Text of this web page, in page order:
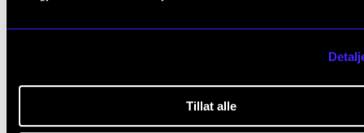
Tillat alle